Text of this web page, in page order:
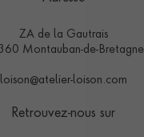
ZA de la Gautrais
Montauban-de-Bretagne
loison@atelier-loison.com
Retrouvez-nous sur